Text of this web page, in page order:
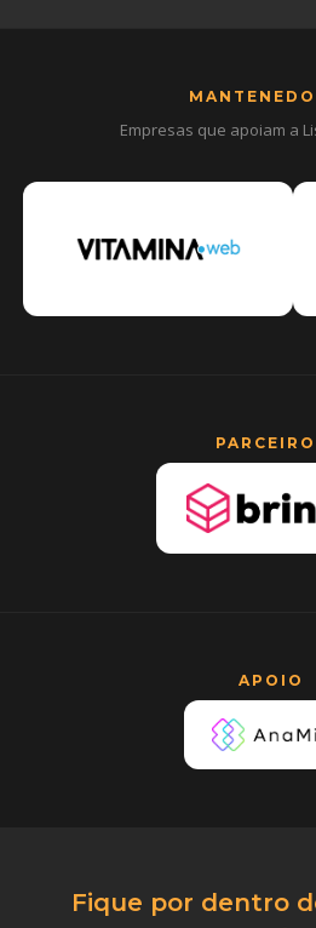
Empresas que apoiam a
APOIO
Fique por dentro